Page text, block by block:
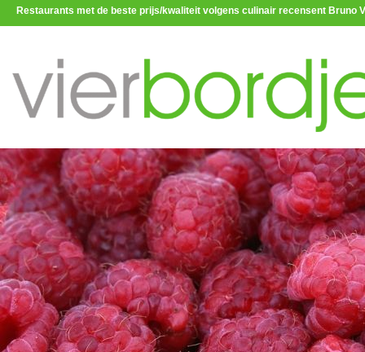
Restaurants met de beste prijs/kwaliteit volgens culinair recensent Bruno